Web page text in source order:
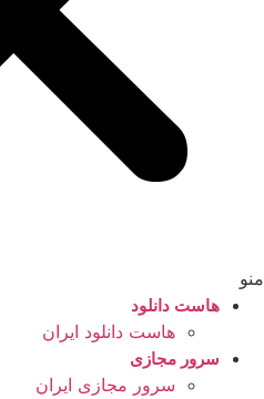
منو
هاست دانلود
هاست دانلود ایران
سرور مجازی
سرور مجازی ایران